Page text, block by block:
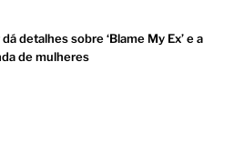
detalhes sobre ‘Blame My Ex’ e a
de mulheres